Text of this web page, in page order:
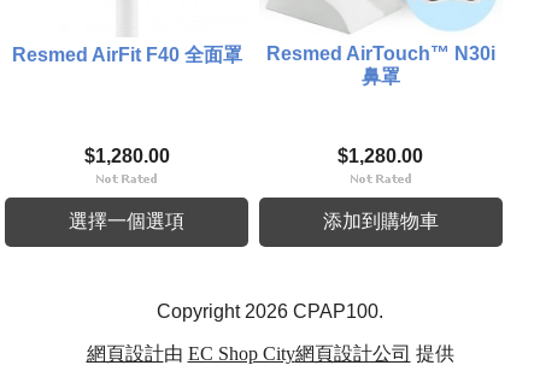
Resmed AirFit F40 全面罩
$1,280.00
選擇一個選項
Resmed AirTouch™ N30i
鼻罩
$1,280.00
添加到購物車
Copyright 2026 CPAP100.
網頁設計由 EC Shop City網頁設計公司 提供